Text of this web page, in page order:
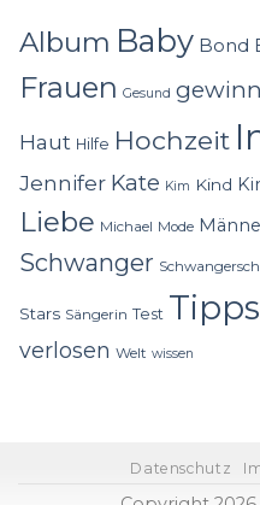
Album Baby Bond
Frauen Gesund
Haut Hilfe Hochzeit
Jennifer Kate Kim Kind
Liebe Michael Mode
Schwanger
Stars Sängerin Test Tipps
verlosen Welt wissen
Datenschutz